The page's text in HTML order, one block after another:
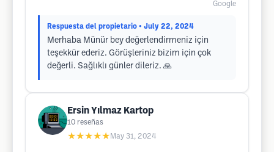
Google
Respuesta del propietario • July 22, 2024
Merhaba Münür bey değerlendirmeniz için
teşekkür ederiz. Görüşleriniz bizim için çok
değerli. Sağlıklı günler dileriz. 🙏
Ersin Yılmaz Kartop
10 reseñas
★★★★★ May 31, 2024